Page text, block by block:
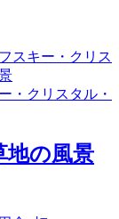
・クリスタル・
地の風景